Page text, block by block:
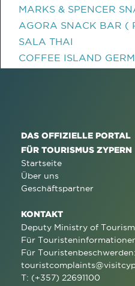
MARKS & SPENCER
AGORA SNACK BAR (
SALA THAI
COFFEE ISLAND
DAS OFFIZIELLE PORTAL
FÜR TOURISMUS ZYPERN
Startseite
Über uns
Geschäftspartner
KONTAKT
Deputy Ministry of Tourism
Für
Für Touristenbeschwerden:
T: (+357) 22691100